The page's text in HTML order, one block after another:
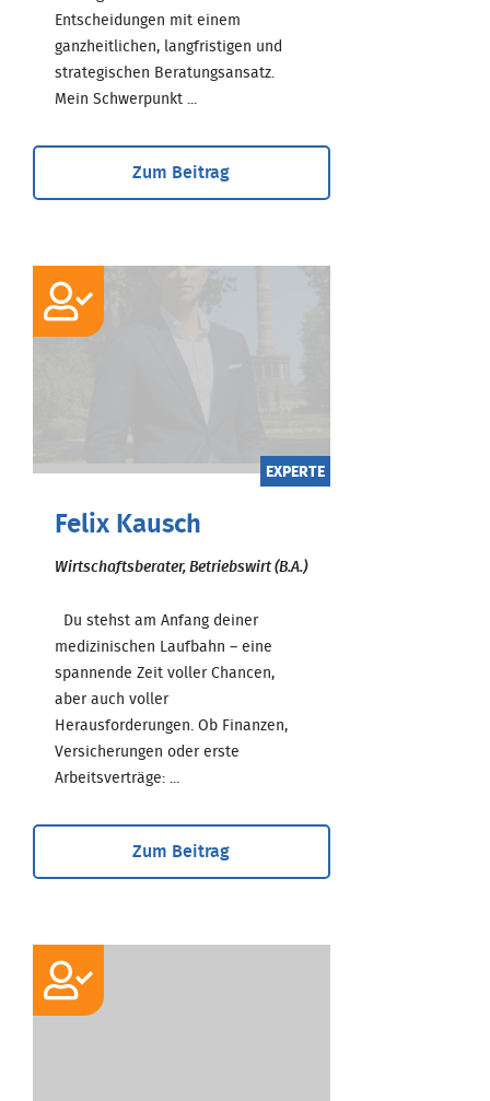
Entscheidungen mit einem
ganzheitlichen, langfristigen und
strategischen Beratungsansatz.
Mein Schwerpunkt ...
Zum Beitrag
EXPERTE
Felix Kausch
Wirtschaftsberater, Betriebswirt (B.A.)
Du stehst am Anfang deiner
medizinischen Laufbahn – eine
spannende Zeit voller Chancen,
aber auch voller
Herausforderungen. Ob Finanzen,
Versicherungen oder erste
Arbeitsverträge: ...
Zum Beitrag